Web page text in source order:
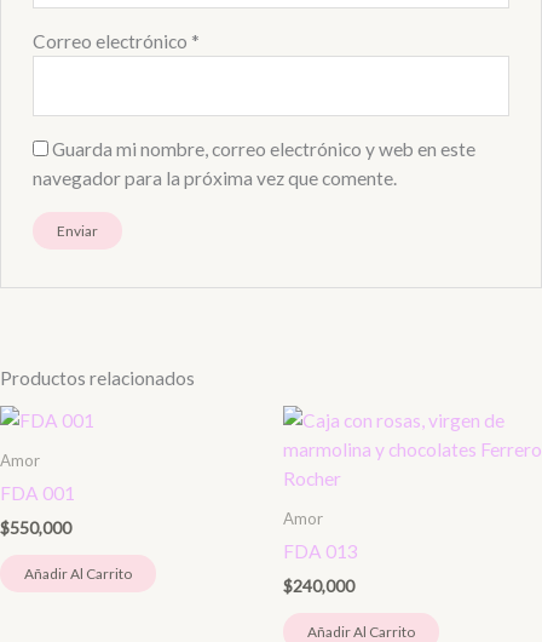
Correo electrónico *
Guarda mi nombre, correo electrónico y web en este
navegador para la próxima vez que comente.
Productos relacionados
Amor
FDA 001
$550,000
Añadir Al Carrito
Amor
FDA 013
$240,000
Añadir Al Carrito